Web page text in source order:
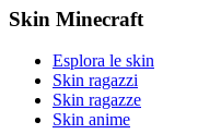
Skin Minecraft
Esplora le skin
Skin ragazzi
Skin ragazze
Skin anime